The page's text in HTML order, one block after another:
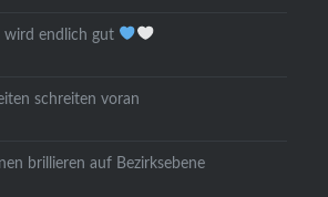
wird endlich gut
schreiten voran
brillieren auf Bezirksebene